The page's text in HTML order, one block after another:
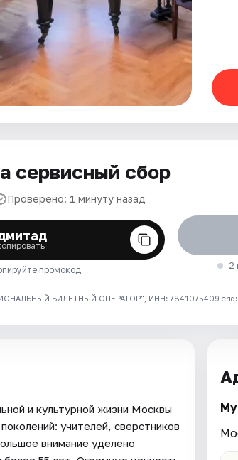
сервисный сбор
Проверено: 1 минуту назад
промокод
2
БИЛЕТНЫЙ ОПЕРАТОР", ИНН: 7841075409 erid:
и культурной жизни Москвы
учителей, сверстников
внимание уделено